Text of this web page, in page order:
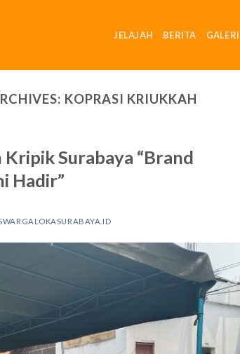
JELAJAH BERITA GALERI
KOPRASI KRIUKKAH
Surabaya “Brand
Hadir”